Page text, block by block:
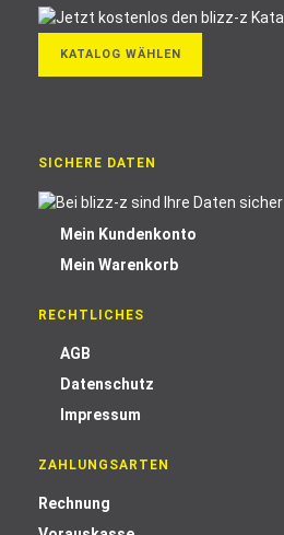
KATALOG WÄHLEN
SICHERE DATEN
Mein Kundenkonto
Mein Warenkorb
RECHTLICHES
AGB
Datenschutz
Impressum
ZAHLUNGSARTEN
Rechnung